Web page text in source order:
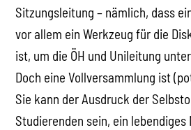
Sitzungsleitung – nämlich, dass
vor allem ein Werkzeug für die
ist, um die ÖH und Unileitung
Doch eine Vollversammlung ist
Sie kann der Ausdruck der
Studierenden sein, ein